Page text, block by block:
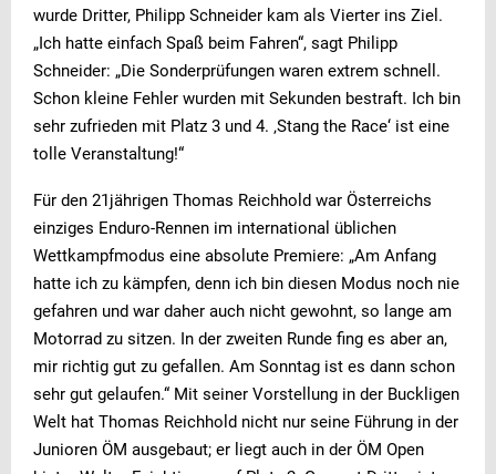
wurde Dritter, Philipp Schneider kam als Vierter ins Ziel.
„Ich hatte einfach Spaß beim Fahren“, sagt Philipp
Schneider: „Die Sonderprüfungen waren extrem schnell.
Schon kleine Fehler wurden mit Sekunden bestraft. Ich bin
sehr zufrieden mit Platz 3 und 4. ‚Stang the Race‘ ist eine
tolle Veranstaltung!“
Für den 21jährigen Thomas Reichhold war Österreichs
einziges Enduro-Rennen im international üblichen
Wettkampfmodus eine absolute Premiere: „Am Anfang
hatte ich zu kämpfen, denn ich bin diesen Modus noch nie
gefahren und war daher auch nicht gewohnt, so lange am
Motorrad zu sitzen. In der zweiten Runde fing es aber an,
mir richtig gut zu gefallen. Am Sonntag ist es dann schon
sehr gut gelaufen.“ Mit seiner Vorstellung in der Buckligen
Welt hat Thomas Reichhold nicht nur seine Führung in der
Junioren ÖM ausgebaut; er liegt auch in der ÖM Open